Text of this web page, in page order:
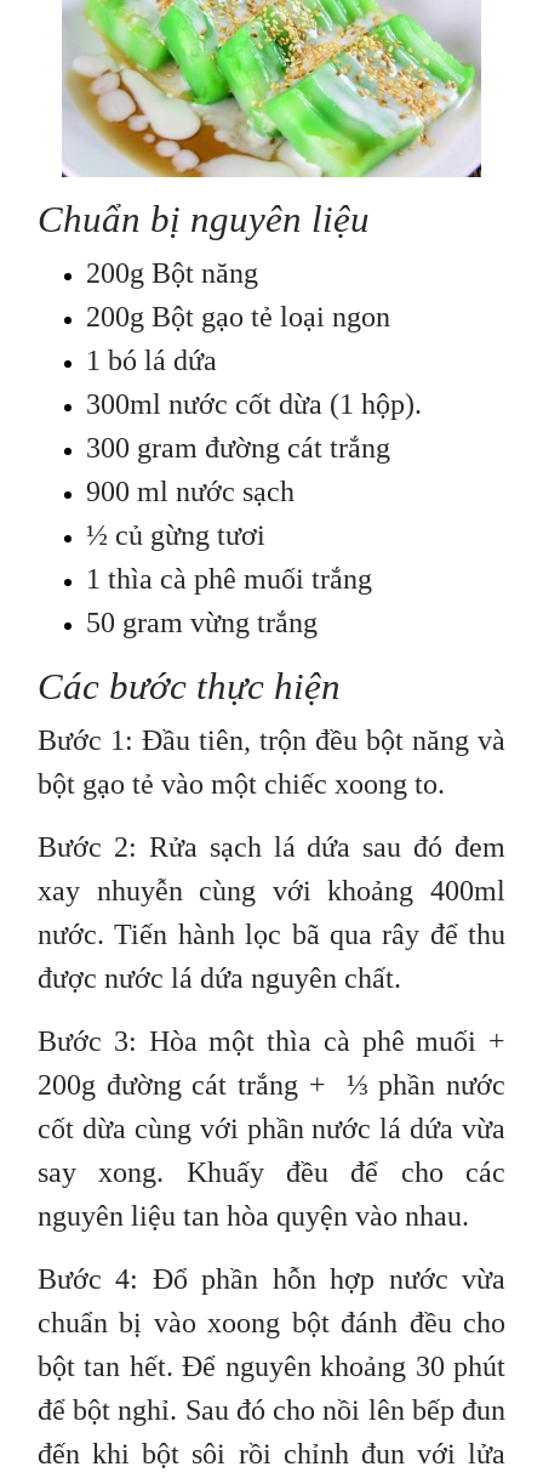
Chuẩn bị nguyên liệu
200g Bột năng
200g Bột gạo tẻ loại ngon
1 bó lá dứa
300ml nước cốt dừa (1 hộp).
300 gram đường cát trắng
900 ml nước sạch
½ củ gừng tươi
1 thìa cà phê muối trắng
50 gram vừng trắng
Các bước thực hiện
Bước 1: Đầu tiên, trộn đều bột năng và
bột gạo tẻ vào một chiếc xoong to.
Bước 2: Rửa sạch lá dứa sau đó đem
xay nhuyễn cùng với khoảng 400ml
nước. Tiến hành lọc bã qua rây để thu
được nước lá dứa nguyên chất.
Bước 3: Hòa một thìa cà phê muối +
200g đường cát trắng + ⅓ phần nước
cốt dừa cùng với phần nước lá dứa vừa
say xong. Khuấy đều để cho các
nguyên liệu tan hòa quyện vào nhau.
Bước 4: Đổ phần hỗn hợp nước vừa
chuẩn bị vào xoong bột đánh đều cho
bột tan hết. Để nguyên khoảng 30 phút
để bột nghỉ. Sau đó cho nồi lên bếp đun
đến khi bột sôi rồi chỉnh đun với lửa